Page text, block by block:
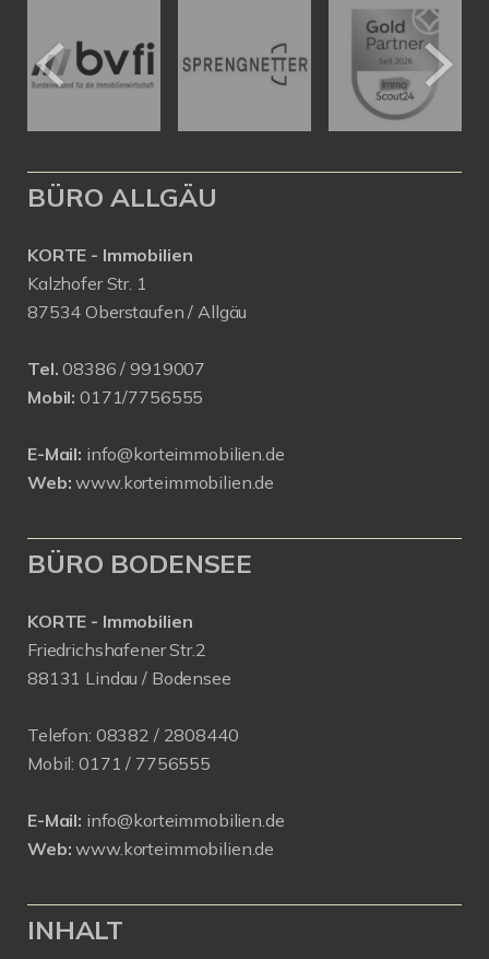
BÜRO ALLGÄU
KORTE - Immobilien
Kalzhofer Str. 1
87534 Oberstaufen / Allgäu
Tel. 08386 / 9919007
Mobil: 0171/7756555
E-Mail: info@korteimmobilien.de
Web: www.korteimmobilien.de
BÜRO BODENSEE
KORTE - Immobilien
Friedrichshafener Str.2
88131 Lindau / Bodensee
Telefon: 08382 / 2808440
Mobil: 0171 / 7756555
E-Mail: info@korteimmobilien.de
Web: www.korteimmobilien.de
INHALT